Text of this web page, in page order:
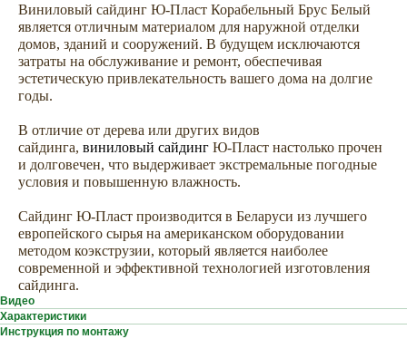
Виниловый сайдинг Ю-Пласт Корабельный Брус Белый
является отличным материалом для наружной отделки
домов, зданий и сооружений. В будущем исключаются
затраты на обслуживание и ремонт, обеспечивая
эстетическую привлекательность вашего дома на долгие
годы.
В отличие от дерева или других видов
сайдинга, виниловый сайдинг Ю-Пласт настолько прочен
и долговечен, что выдерживает экстремальные погодные
условия и повышенную влажность.
Сайдинг Ю-Пласт производится в Беларуси из лучшего
европейского сырья на американском оборудовании
методом коэкструзии, который является наиболее
современной и эффективной технологией изготовления
сайдинга.
Видео
Характеристики
Инструкция по монтажу